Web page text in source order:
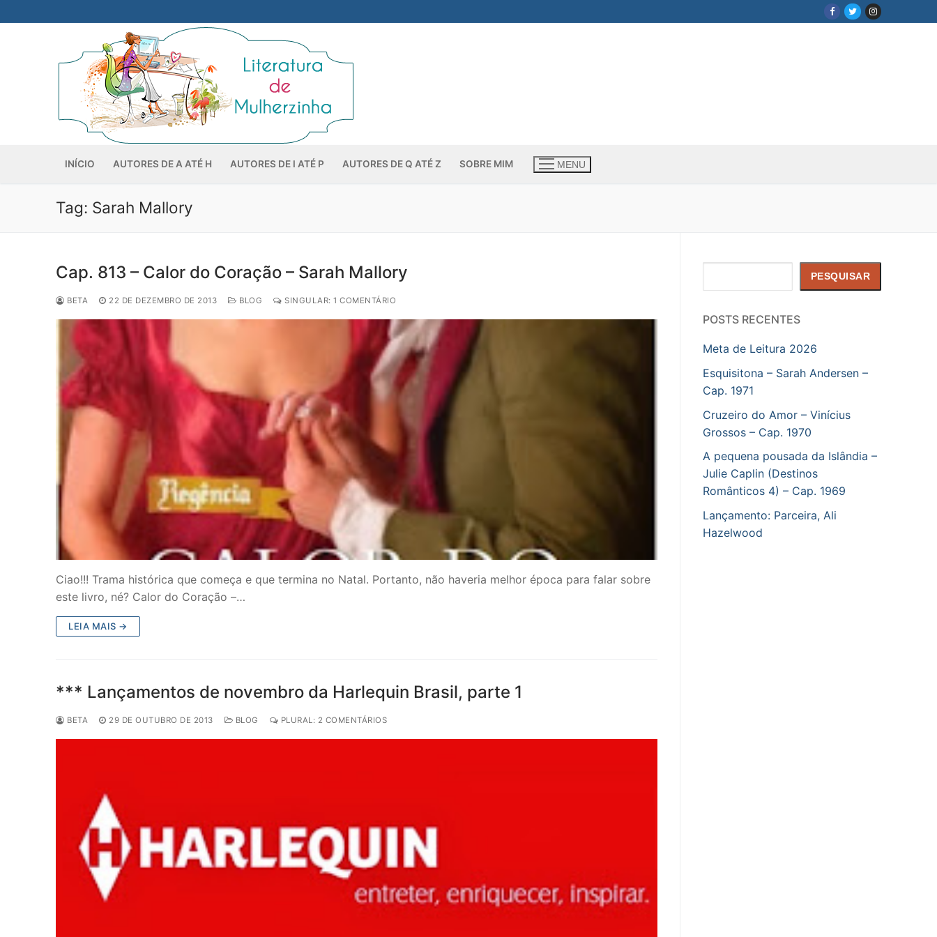
para
INÍCIO AUTORES DE A ATÉ H AUTORES DE I ATÉ P AUTORES DE Q ATÉ Z SOBRE MIM MENU
Tag: Sarah Mallory
Cap. 813 – Calor do Coração – Sarah Mallory
BETA 22 DE DEZEMBRO DE 2013 BLOG SINGULAR: 1 COMENTÁRIO
Ciao!!! Trama histórica que começa e que termina no Natal. Portanto, não haveria melhor época para falar sobre
este livro, né? Calor do Coração –…
LEIA MAIS →
*** Lançamentos de novembro da Harlequin Brasil, parte 1
BETA 29 DE OUTUBRO DE 2013 BLOG PLURAL: 2 COMENTÁRIOS
PESQUISAR
POSTS RECENTES
Meta de Leitura 2026
Esquisitona – Sarah Andersen –
Cap. 1971
Cruzeiro do Amor – Vinícius
Grossos – Cap. 1970
A pequena pousada da Islândia –
Julie Caplin (Destinos
Românticos 4) – Cap. 1969
Lançamento: Parceira, Ali
Hazelwood